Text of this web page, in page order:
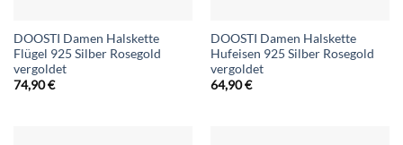
DOOSTI Damen Halskette
Flügel 925 Silber Rosegold
vergoldet
74,90€
DOOSTI Damen Halskette
Hufeisen 925 Silber Rosegold
vergoldet
64,90€